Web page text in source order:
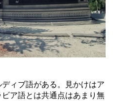
ィブ語がある。見かけはア
ア語とは共通点はあまり無